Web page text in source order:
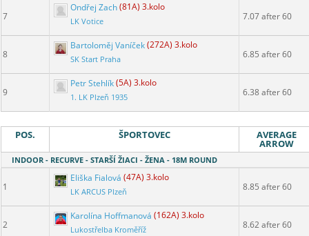
7
Ondřej Zach(81A) 3.kolo
LK Votice 7.07 after 60
8
Bartoloměj Vaníček(272A) 3.kolo
SK Start Praha 6.85 after 60
9
Petr Stehlík(5A) 3.kolo
1. LK Plzeň 1935 6.38 after 60
POS. ŠPORTOVEC AVERAGE
ARROW
INDOOR - RECURVE - STARŠÍ ŽIACI - ŽENA - 18M ROUND
1
Eliška Fialová (47A) 3.kolo
LK ARCUS Plzeň 8.85 after 60
2
Karolína Hoffmanová (162A) 3.kolo
Lukostřelba Kroměříž 8.62 after 60